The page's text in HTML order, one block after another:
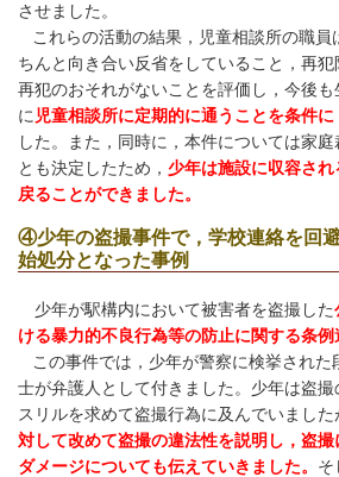
させました。
これらの活動の結果，児童相談所の職員
ちんと向き合い反省をしていること，再犯
再犯のおそれがないことを評価し，今後
に 児童相談所に定期的に通うことを条件
した。また，同時に，本件については家
とも決定したため， 少年は施設に収容さ
戻ることができました。
④少年の盗撮事件で，学校連絡を回
始処分となった事例
少年が駅構内において被害者を盗撮した
ける暴力的不良行為等の防止に関する条例
この事件では，少年が警察に検挙され
士が弁護人として付きました。少年は盗撮
スリルを求めて盗撮行為に及んでいました
対して改めて盗撮の違法性を説明し，盗
ダメージについても伝えていきました。 そ